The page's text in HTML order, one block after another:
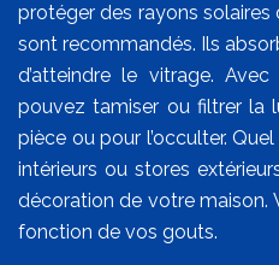
protéger des rayons solaires
sont recommandés. Ils
d’atteindre le vitrage.
pouvez tamiser ou filtrer la
pièce ou pour l’occulter.
intérieurs ou stores
décoration de votre maison.
fonction de vos gouts.